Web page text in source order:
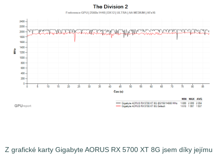
Z grafické karty Gigabyte AORUS RX 5700 XT 8G jsem díky jejímu